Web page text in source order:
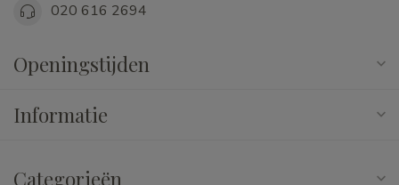
020 616 2694
Openingstijden
Informatie
Categorieën